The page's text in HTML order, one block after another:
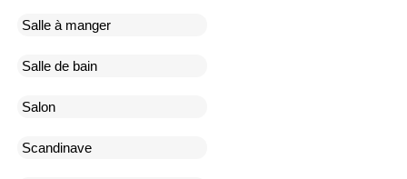
Salle à manger
Salle de bain
Salon
Scandinave